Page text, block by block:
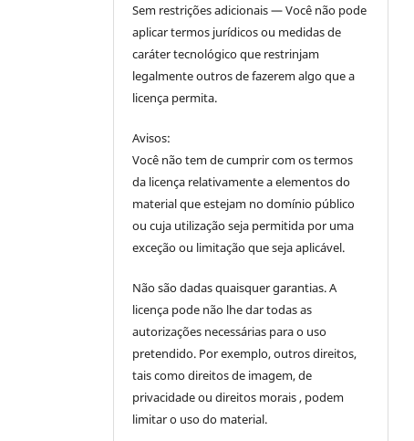
Sem restrições adicionais — Você não pode
aplicar termos jurídicos ou medidas de
caráter tecnológico que restrinjam
legalmente outros de fazerem algo que a
licença permita.
Avisos:
Você não tem de cumprir com os termos
da licença relativamente a elementos do
material que estejam no domínio público
ou cuja utilização seja permitida por uma
exceção ou limitação que seja aplicável.
Não são dadas quaisquer garantias. A
licença pode não lhe dar todas as
autorizações necessárias para o uso
pretendido. Por exemplo, outros direitos,
tais como direitos de imagem, de
privacidade ou direitos morais , podem
limitar o uso do material.